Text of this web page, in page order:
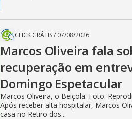
CLICK GRÁTIS/ 07/08/2026
Marcos Oliveira fala
recuperação em
Domingo Espetacular
Marcos Oliveira, o Beiçola. Foto:
Após receber alta hospitalar, Marcos
casa no Retiro dos...